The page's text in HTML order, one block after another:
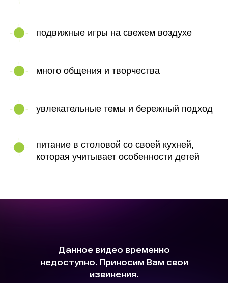
подвижные игры на свежем воздухе
много общения и творчества
увлекательные темы и бережный подход
питание в столовой со своей кухней,
которая учитывает особенности детей